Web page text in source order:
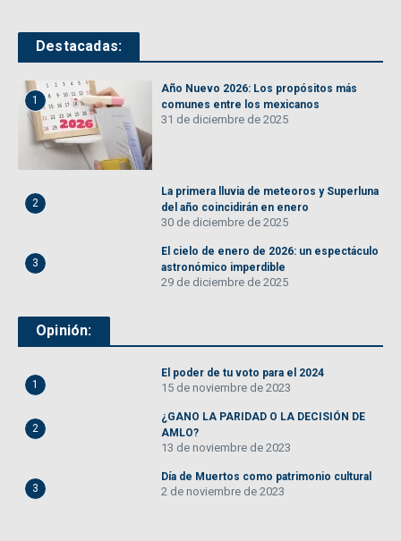
Destacadas:
1
Año Nuevo 2026: Los propósitos más
comunes entre los mexicanos
31 de diciembre de 2025
2
La primera lluvia de meteoros y Superluna
del año coincidirán en enero
30 de diciembre de 2025
3
El cielo de enero de 2026: un espectáculo
astronómico imperdible
29 de diciembre de 2025
Opinión:
1
El poder de tu voto para el 2024
15 de noviembre de 2023
2
¿GANO LA PARIDAD O LA DECISIÓN DE
AMLO?
13 de noviembre de 2023
3
Día de Muertos como patrimonio cultural
2 de noviembre de 2023